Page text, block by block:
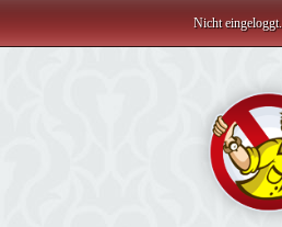
Nicht eingeloggt.